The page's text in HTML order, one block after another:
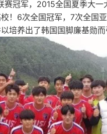
冠军，2015全国夏季大
！ 6次全国冠军，7次全国
培养出了韩国国脚廉基勋而